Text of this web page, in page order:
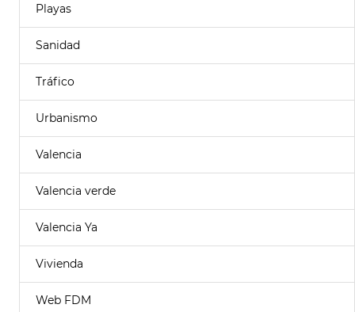
Playas
Sanidad
Tráfico
Urbanismo
Valencia
Valencia verde
Valencia Ya
Vivienda
Web FDM